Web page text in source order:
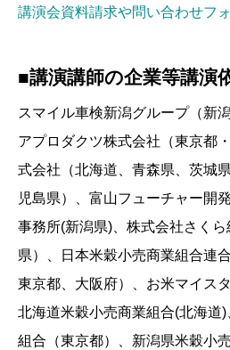
講演会資料請求や問い合わせフ
■講演講師の企業等講演
スマイル車検新潟グループ（新
アプロダクツ株式会社（東京都
式会社（北海道、青森県、茨城
児島県）、富山フューチャー開
事務所(新潟県)、株式会社さく
県）、日本米穀小売商業組合連
東京都、大阪府）、お米マイス
北海道米穀小売商業組合(北海道
組合（東京都）、新潟県米穀小